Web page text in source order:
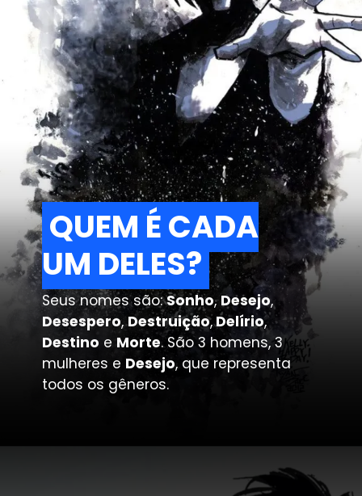
QUEM É CADA
UM DELES?
QUEM É CADA
UM DELES?
Seus nomes são:Sonho,Desejo,
Desespero,Destruição,Delírio,
Destino e Morte. São 3 homens, 3
mulheres e Desejo, que representa
todos os gêneros.